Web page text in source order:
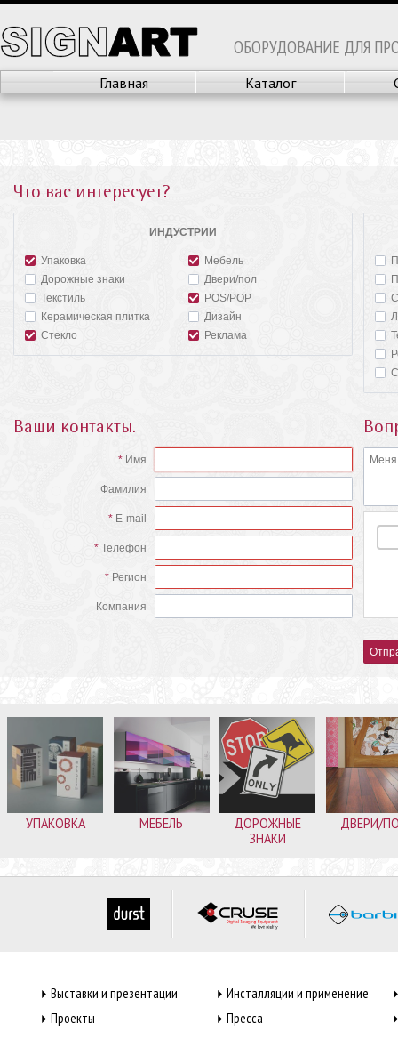
ОБОРУДОВАНИЕ ДЛЯ
Главная Каталог
Что вас интересует?
ИНДУСТРИИ
Упаковка
Мебель
Дорожные знаки
Двери/пол
Текстиль
POS/POP
Керамическая плитка
Дизайн
Стекло
Реклама
Ваши контакты.
Имя
Фамилия
E-mail
Телефон
Регион
Компания
УПАКОВКА МЕБЕЛЬ
ДОРОЖНЫЕ
ЗНАКИ
ДВЕРИ/
Выставки и презентации
Инсталляции и применение
Проекты
Пресса